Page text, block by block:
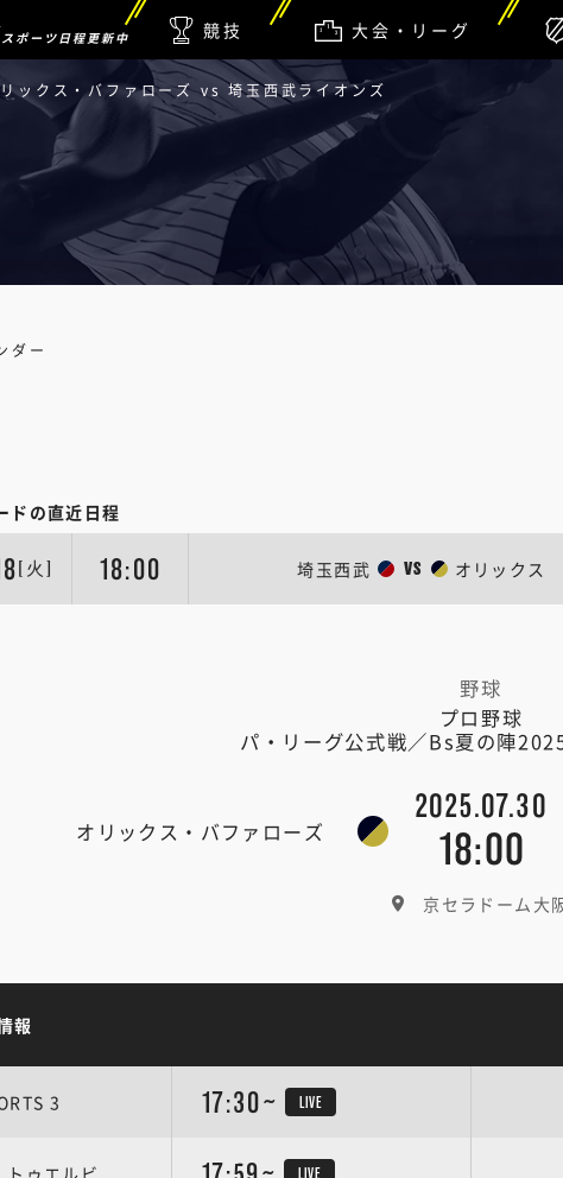
スポーツ日程更新中 競技 大会・リーグ
ックス・バファローズ vs 埼玉西武ライオンズ
ドの直近日程
[火] 18:00 埼玉西武 VS オリックス
野球
プロ野球
パ・リーグ公式戦／Bs夏の陣
オリックス・バファローズ
2025.07.30
18:00
京セラドーム大
ダー
報
3 17:30~ LIVE
トゥエルビ LIVE